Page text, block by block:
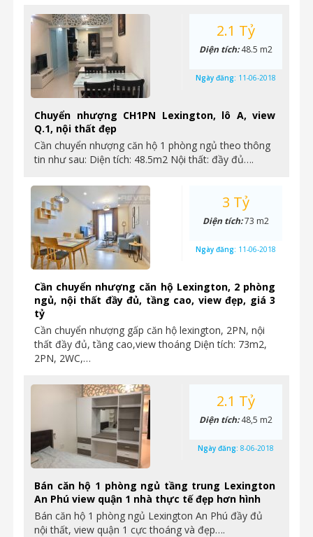
Chuyển nhượng CH1PN Lexington, lô A, view
Q.1, nội thất đẹp
Cần chuyển nhượng căn hộ 1 phòng ngủ theo thông
tin như sau: Diện tích: 48.5m2 Nội thất: đầy đủ….
2.1 Tỷ
Diện tích:48.5 m2
Ngày đăng: 11-06-2018
Cần chuyển nhượng căn hộ Lexington, 2 phòng
ngủ, nội thất đầy đủ, tầng cao, view đẹp, giá 3
tỷ
Cần chuyển nhượng gấp căn hộ lexington, 2PN, nội
thất đầy đủ, tầng cao,view thoáng Diện tích: 73m2,
2PN, 2WC,…
3 Tỷ
Diện tích:73 m2
Ngày đăng: 11-06-2018
Bán căn hộ 1 phòng ngủ tầng trung Lexington
An Phú view quận 1 nhà thực tế đẹp hơn hình
Bán căn hộ 1 phòng ngủ Lexington An Phú đầy đủ
nội thất, view quận 1 cực thoáng và đẹp….
2.1 Tỷ
Diện tích:48,5 m2
Ngày đăng: 8-06-2018